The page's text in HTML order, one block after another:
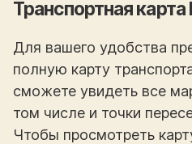
Транспортная
Для вашего удобства
полную карту
сможете увидеть все
том числе и точки
Чтобы просмотреть